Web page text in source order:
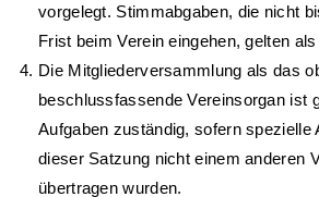
vorgelegt. Stimmabgaben, die nicht
Frist beim Verein eingehen, gelten
Die Mitgliederversammlung als das
beschlussfassende Vereinsorgan ist
Aufgaben zuständig, sofern spezielle
dieser Satzung nicht einem anderen
übertragen wurden.